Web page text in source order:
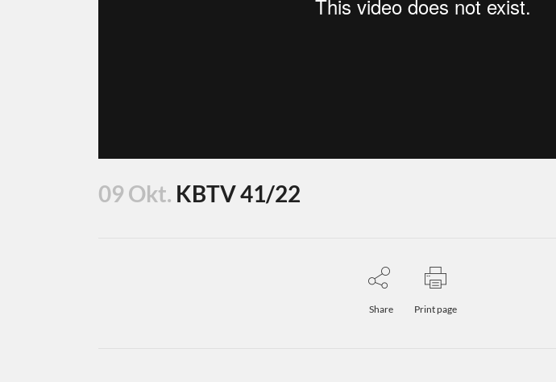
09 Okt. KBTV 41/22
Share Print page